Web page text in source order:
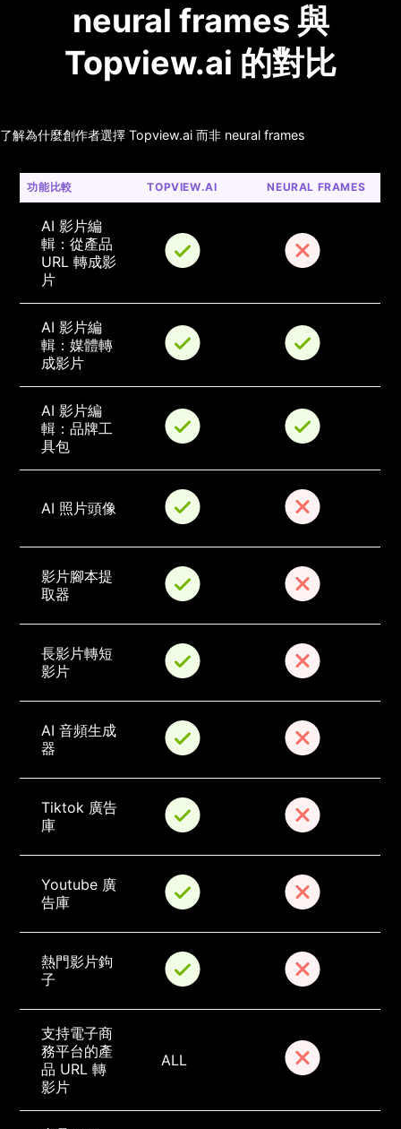
neural frames 與
Topview.ai 的對比
了解為什麼創作者選擇 Topview.ai 而非 neural frames
功能比較 TOPVIEW.AI NEURAL FRAMES
AI 影片編
輯：從產品
URL 轉成影
片
AI 影片編
輯：媒體轉
成影片
AI 影片編
輯：品牌工
具包
AI 照片頭像
影片腳本提
取器
長影片轉短
影片
AI 音頻生成
器
Tiktok 廣告
庫
Youtube 廣
告庫
熱門影片鉤
子
支持電子商
務平台的產
品 URL 轉
影片
ALL